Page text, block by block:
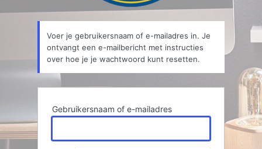
Voer je gebruikersnaam of e-mailadres in. Je
ontvangt een e-mailbericht met instructies
over hoe je je wachtwoord kunt resetten.
Gebruikersnaam of e-mailadres